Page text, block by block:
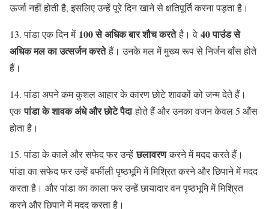
ऊर्जा नहीं होती है, इसलिए उन्हें पूरे दिन खाने से क्षतिपूर्ति करना पड़ता है।
13. पांडा एक दिन में 100 से अधिक बार शौच करतेहै। वे 40 पाउंड से
अधिक मल का उत्सर्जन करतेहैं। उनके मल में मुख्य रूप से निर्जन बाँस होते
हैं।
14. पांडा अपने कम कुशल आहार के कारण छोटे शावकों को जन्म देते हैं।
एकपांडा के शावक अंधे और छोटे पैदाहोते हैं और उनका वजन केवल 5 औंस
होता है।
15. पांडा के काले और सफेद फर उन्हेंछलावरणकरने में मदद करते हैं।
पांडा का सफेद फर उन्हें बर्फीली पृष्ठभूमि में मिश्रित करने और छिपाने में मदद
करता है। और पांडा का काला फर उन्हें छायादार वन पृष्ठभूमि में मिश्रित
करने और छिपाने में मदद करता है।